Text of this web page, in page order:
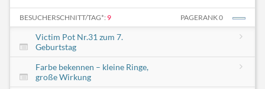
BESUCHERSCHNITT/TAG*: 9 PAGERANK 0
Victim Pot Nr.31 zum 7.
Geburtstag
Farbe bekennen – kleine Ringe,
große Wirkung